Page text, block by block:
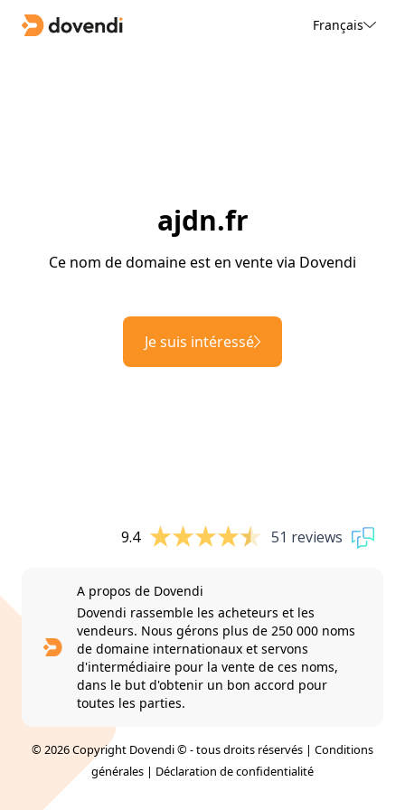
Français
ajdn.fr
Ce nom de domaine est en vente via Dovendi
Je suis intéressé
9.4 51 reviews
A propos de Dovendi
Dovendi rassemble les acheteurs et les
vendeurs. Nous gérons plus de 250 000 noms
de domaine internationaux et servons
d'intermédiaire pour la vente de ces noms,
dans le but d'obtenir un bon accord pour
toutes les parties.
© 2026 Copyright Dovendi © - tous droits réservés | Conditions
générales | Déclaration de confidentialité